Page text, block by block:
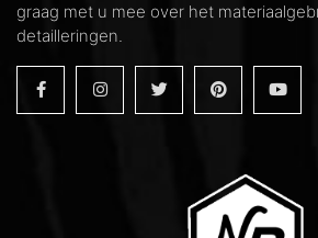
graag met u mee over het
detailleringen.